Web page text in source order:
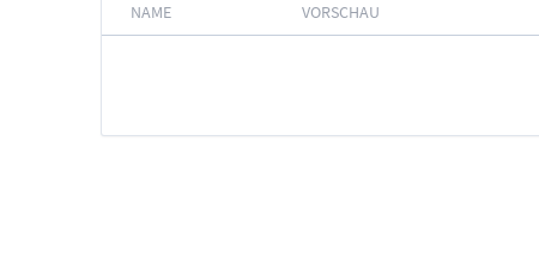
NAME VORSCHAU